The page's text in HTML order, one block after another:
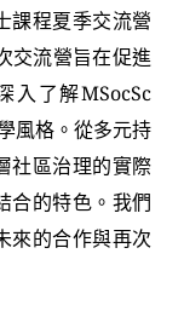
課程夏季交流營
交流營旨在促進
入了解MSocSc
風格。從多元持
社區治理的實際
合的特色。我們
來的合作與再次